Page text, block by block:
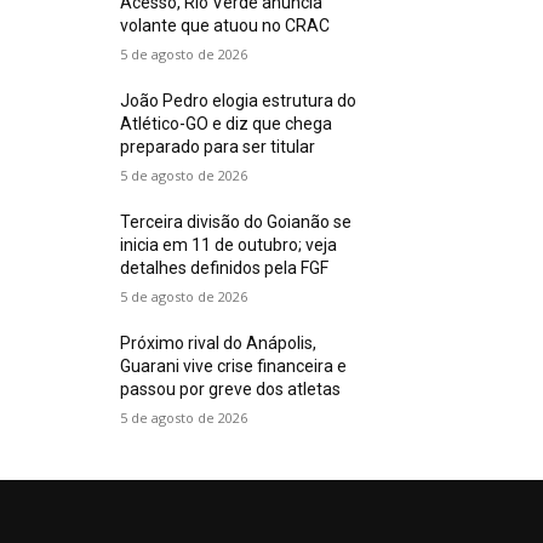
volante que atuou no CRAC
5 de agosto de 2026
João Pedro elogia estrutura do
Atlético-GO e diz que chega
preparado para ser titular
5 de agosto de 2026
Terceira divisão do Goianão se
inicia em 11 de outubro; veja
detalhes definidos pela FGF
5 de agosto de 2026
Próximo rival do Anápolis,
Guarani vive crise financeira e
passou por greve dos atletas
5 de agosto de 2026